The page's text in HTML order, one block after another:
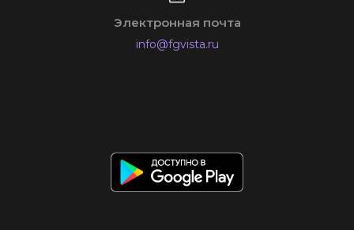
Электронная почта
info@fgvista.ru